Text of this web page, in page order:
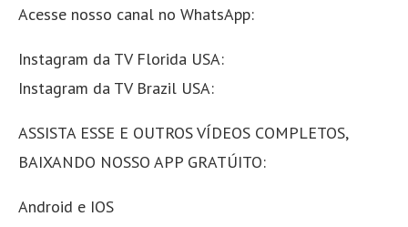
Acesse nosso canal no WhatsApp:
Instagram da TV Florida USA:
Instagram da TV Brazil USA:
ASSISTA ESSE E OUTROS VÍDEOS COMPLETOS,
BAIXANDO NOSSO APP GRATÚITO:
Android e IOS